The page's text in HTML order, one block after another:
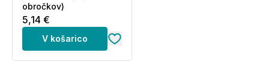
obročkov)
5,14 €
V košarico